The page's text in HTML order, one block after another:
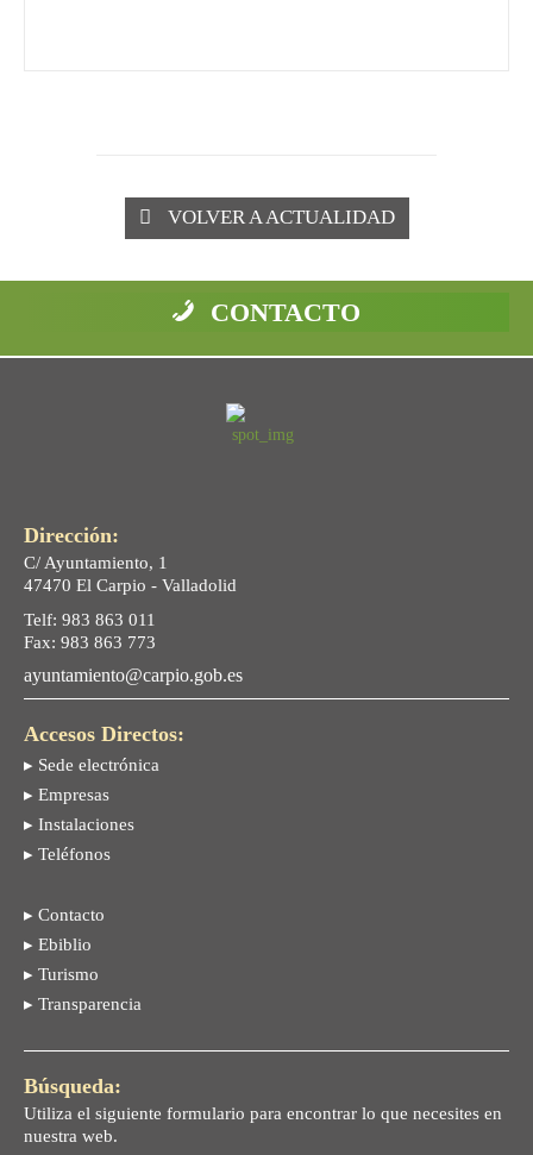
VOLVER A ACTUALIDAD
CONTACTO
Dirección:
C/ Ayuntamiento, 1
47470 El Carpio - Valladolid
Telf: 983 863 011
Fax: 983 863 773
ayuntamiento@carpio.gob.es
Accesos Directos:
▸ Sede electrónica
▸ Empresas
▸ Instalaciones
▸ Teléfonos
▸ Contacto
▸ Ebiblio
▸ Turismo
▸ Transparencia
Búsqueda:
Utiliza el siguiente formulario para encontrar lo que necesites en
nuestra web.